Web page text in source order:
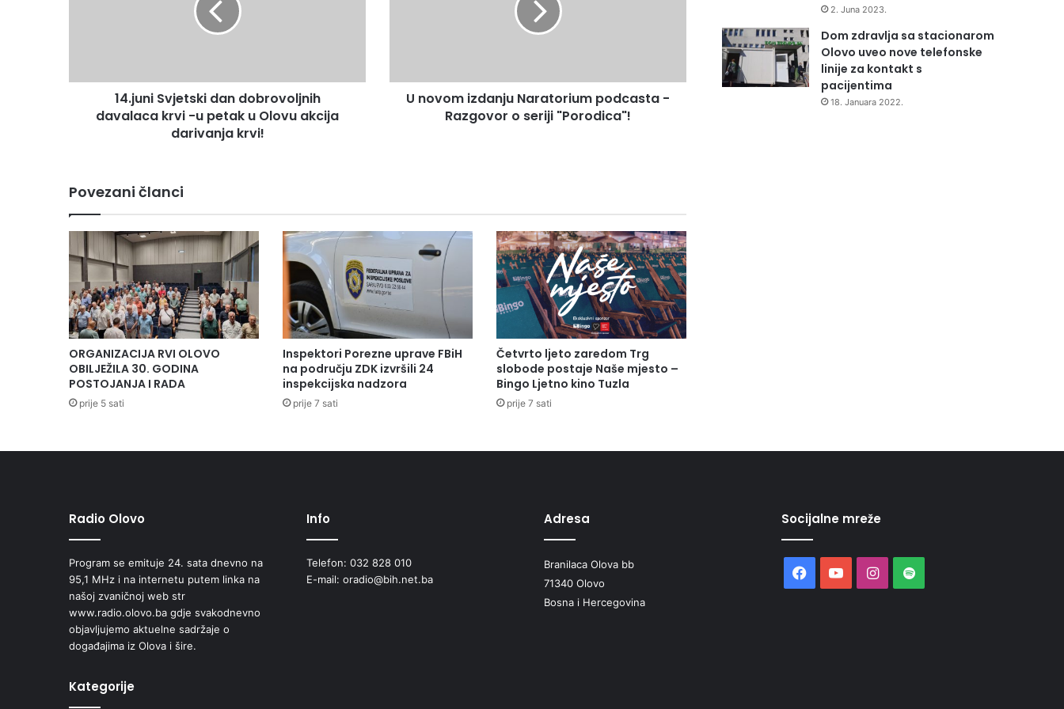
petak
14.juni Svjetski dan dobrovoljnih
davalaca krvi -u petak u Olovu akcija
darivanja krvi!
seriji
"Porodica"!
U novom izdanju Naratorium podcasta -
Razgovor o seriji "Porodica"!
Povezani članci
ORGANIZACIJA RVI OLOVO
OBILJEŽILA 30. GODINA
POSTOJANJA I RADA
prije 5 sati
Inspektori Porezne uprave FBiH
na području ZDK izvršili 24
inspekcijska nadzora
prije 7 sati
Četvrto ljeto zaredom Trg
slobode postaje Naše mjesto –
Bingo Ljetno kino Tuzla
prije 7 sati
2. Juna 2023.
Dom zdravlja sa stacionarom
Olovo uveo nove telefonske
linije za kontakt s
pacijentima
18. Januara 2022.
Radio Olovo
Program se emituje 24. sata dnevno na
95,1 MHz i na internetu putem linka na
našoj zvaničnoj web str
www.radio.olovo.ba gdje svakodnevno
objavljujemo aktuelne sadržaje o
događajima iz Olova i šire.
Kategorije
Info
Telefon: 032 828 010
E-mail: oradio@bih.net.ba
Adresa
Branilaca Olova bb
71340 Olovo
Bosna i Hercegovina
Socijalne mreže
Facebook
YouTubeInstagram
Spotify